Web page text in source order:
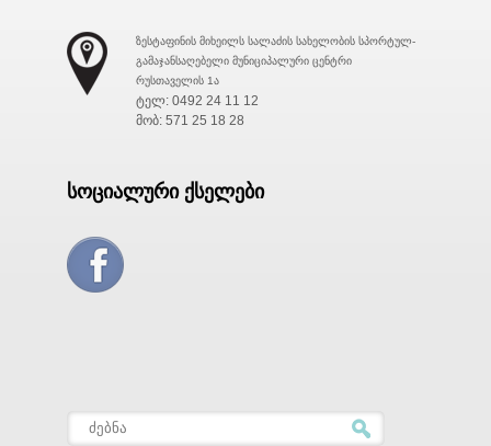
ზესტაფინის მიხეილს სალაძის სახელობის სპორტულ-
გამაჯანსაღებელი მუნიციპალური ცენტრი
რუსთაველის 1ა
ტელ: 0492 24 11 12
მობ: 571 25 18 28
სოციალური ქსელები